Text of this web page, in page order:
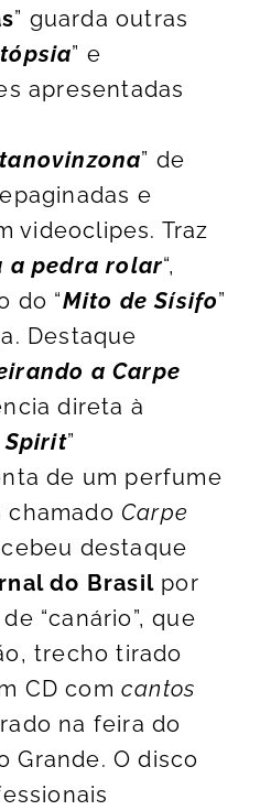
” guarda outras
” e
apresentadas
” de
e
videoclipes. Traz
a pedra rolar“,
do “Mito de Sísifo”
Destaque
a Carpe
direta à
Spirit”
de um perfume
chamado Carpe
destaque
do Brasil por
“canário”, que
trecho tirado
CD com cantos
na feira do
Grande. O disco